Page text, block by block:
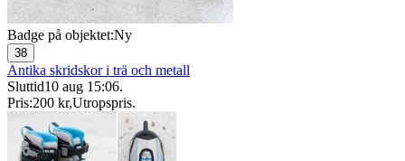
Badge på objektet:Ny
38
Antika skridskor i trä och metall
Sluttid10 aug 15:06.
Pris:200 kr,Utropspris.